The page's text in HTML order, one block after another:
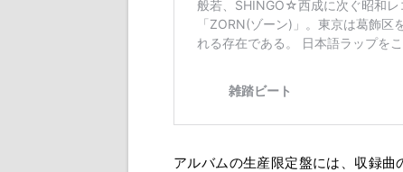
アルバムの生産限定盤には、収録曲